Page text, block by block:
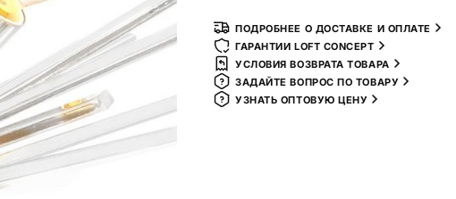
ПОДРОБНЕЕ О ДОСТАВКЕ И ОПЛАТЕ
ГАРАНТИИ LOFT CONCEPT
УСЛОВИЯ ВОЗВРАТА ТОВАРА
ЗАДАЙТЕ ВОПРОС ПО ТОВАРУ
УЗНАТЬ ОПТОВУЮ ЦЕНУ